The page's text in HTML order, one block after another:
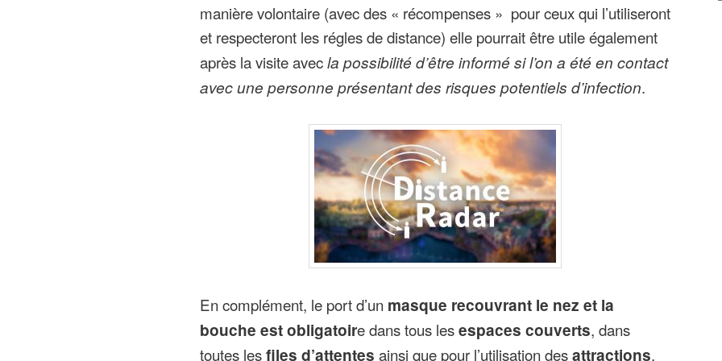
manière volontaire (avec des « récompenses » pour ceux qui l’utiliseront
et respecteront les régles de distance) elle pourrait être utile également
après la visite avecla possibilité d’être informé si l’on a été en contact
avec une personne présentant des risques potentiels d’infection.
En complément, le port d’un masque recouvrant le nez et la
bouche est obligatoire dans tous lesespaces couverts, dans
toutes lesfiles d’attentes ainsi que pour l’utilisation desattractions.